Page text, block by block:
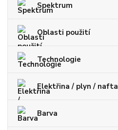
Spektrum
Oblasti použití
Technologie
Elektřina / plyn / nafta
Barva